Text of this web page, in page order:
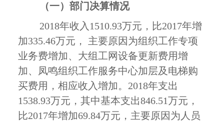
（一）部门决算情况
2018年收入 1510.93万元，比2017年增
加335.46万元， 主要原因为组织工作专项
业务费增加、大组工网设备更新费用增
加、凤鸣组织工作服务中心加层及电梯购
买费用，相应收入增加。 2018年支出
1538.93万元，其中基本支出846.51万元，
比2017年增加69.84万元，主要原因为人员